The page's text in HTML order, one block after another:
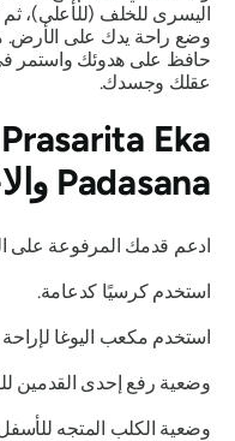
اليسرى للخلف (للأعلى)،
وضع راحة يدك على الأرض.
حافظ على هدوئك واستمر
عقلك وجسدك.
Eka
Padasana
ادعم قدمك المرفوعة على
استخدم كرسيًا كدعامة.
استخدم مكعب اليوغا لإراحة
وضعية رفع إحدى القدمين
وضعية الكلب المتجه للأسفل